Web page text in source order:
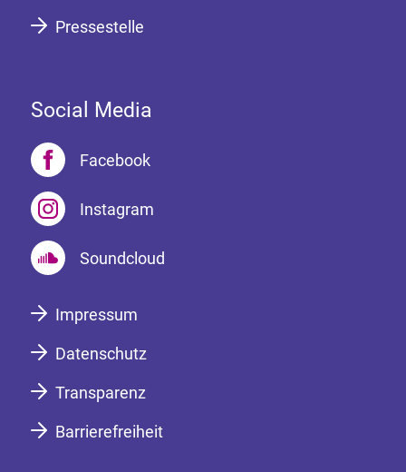
Pressestelle
Social Media
Facebook
Instagram
Soundcloud
Impressum
Datenschutz
Transparenz
Barrierefreiheit